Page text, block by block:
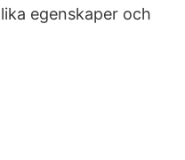
egenskaper och